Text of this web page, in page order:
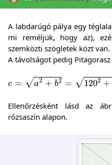
A labdarúgó pálya egy
mi reméljük, hogy az),
szemközti szögletek közt van.
A távolságot pedig
c = √a2 + b2 = √1202 +
b2=120 902=
Ellenőrzésként lásd az
rózsaszín alapon.